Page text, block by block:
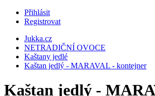
Přihlásit
Registrovat
Jukka.cz
NETRADIČNÍ OVOCE
Kaštany jedlé
Kaštan jedlý - MARAVAL - kontejner
Kaštan jedlý -